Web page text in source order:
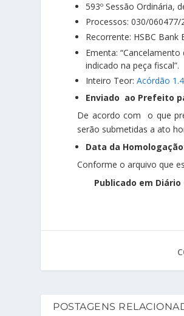
593º Sessão Ordinária,
Processos: 030/060477/
Recorrente: HSBC
Ementa:
indicado na peça fiscal”.
Inteiro Teor:Acórdão
Enviado ao Prefeito
De acordo com o que
serão submetidas a ato
Data da
Conforme o arquivo que
Publicado em Diário
POSTAGENS